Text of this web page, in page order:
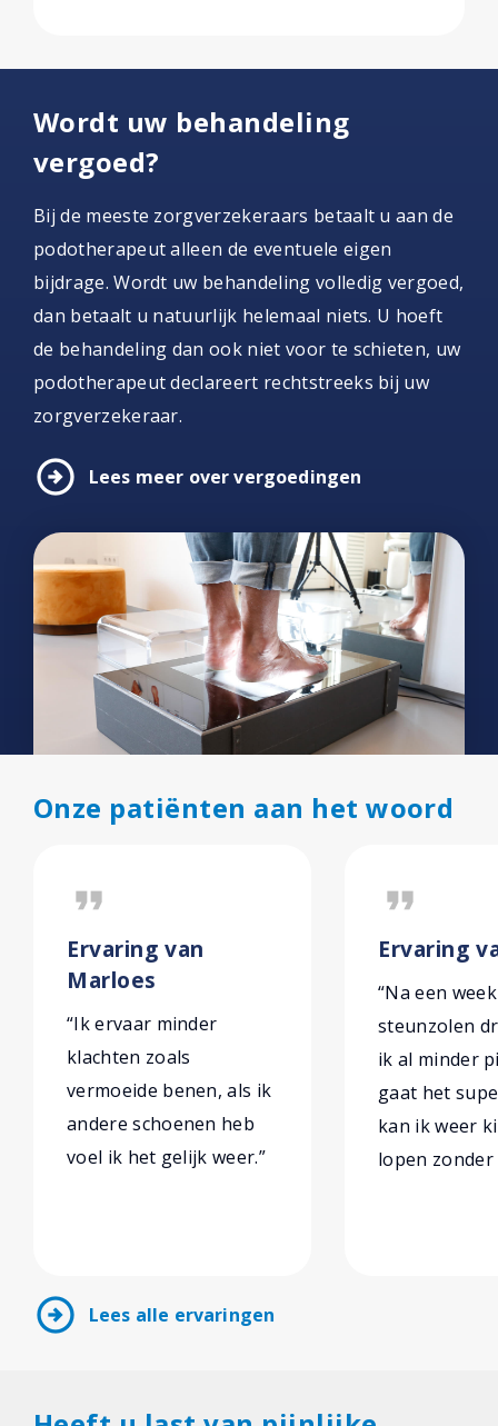
Wordt uw behandeling
vergoed?
Bij de meeste zorgverzekeraars betaalt u aan de
podotherapeut alleen de eventuele eigen
bijdrage. Wordt uw behandeling volledig vergoed,
dan betaalt u natuurlijk helemaal niets. U hoeft
de behandeling dan ook niet voor te schieten, uw
podotherapeut declareert rechtstreeks bij uw
zorgverzekeraar.
arrow_circle_right Lees meer over vergoedingen
Onze patiënten aan het woord
format_quote
Ervaring van
Marloes
“Ik ervaar minder
klachten zoals
vermoeide benen, als ik
andere schoenen heb
voel ik het gelijk weer.”
format_quote
Ervaring
“Na een week
steunzolen
ik al minder
gaat het
kan ik weer
lopen zonder
arrow_circle_right Lees alle ervaringen